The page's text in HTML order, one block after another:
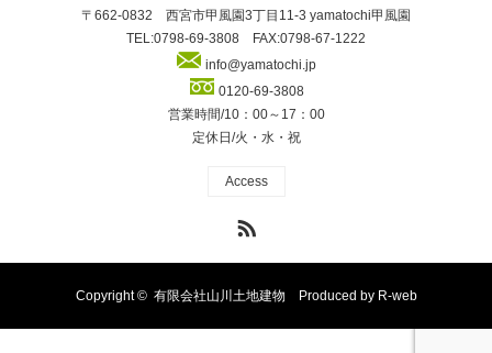
〒662-0832 西宮市甲風園3丁目11-3 yamatochi甲風園
TEL:0798-69-3808 FAX:0798-67-1222
info@yamatochi.jp
0120-69-3808
営業時間/10：00～17：00
定休日/火・水・祝
Access
Copyright © 有限会社山川土地建物 Produced by R-web